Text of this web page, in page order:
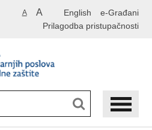
English e-Građani
A A
Prilagodba pristupačnosti